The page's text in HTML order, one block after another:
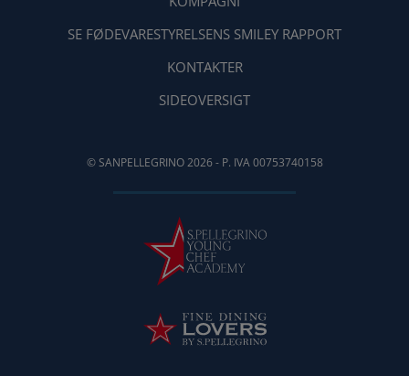
SE FØDEVARESTYRELSENS SMILEY RAPPORT
KONTAKTER
SIDEOVERSIGT
© SANPELLEGRINO 2026 - P. IVA 00753740158